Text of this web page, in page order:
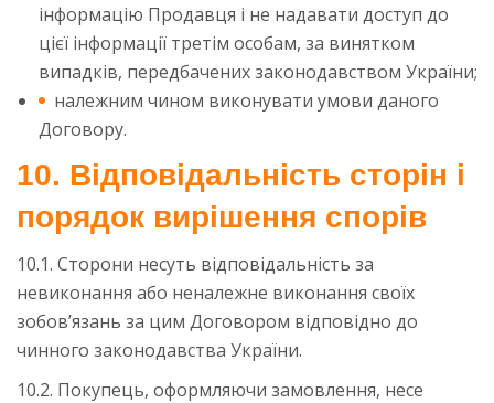
інформацію Продавця і не надавати доступ до
цієї інформації третім особам, за винятком
випадків, передбачених законодавством України;
належним чином виконувати умови даного
Договору.
10. Відповідальність сторін і
порядок вирішення спорів
10.1. Сторони несуть відповідальність за
невиконання або неналежне виконання своїх
зобов’язань за цим Договором відповідно до
чинного законодавства України.
10.2. Покупець, оформляючи замовлення, несе